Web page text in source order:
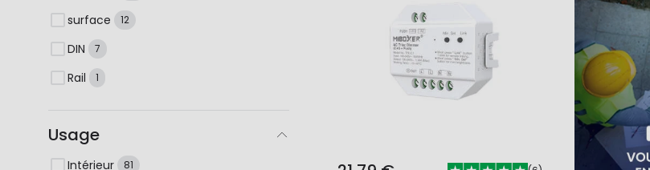
surface 12
DIN 7
Rail 1
Usage
Intérieur 81